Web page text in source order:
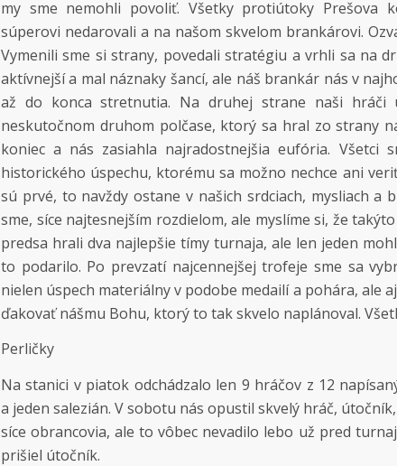
my sme nemohli povoliť. Všetky protiútoky Prešova
súperovi nedarovali a na našom skvelom brankárovi.
Vymenili sme si strany, povedali stratégiu a vrhli sa na
aktívnejší a mal náznaky šancí, ale náš brankár nás v
až do konca stretnutia. Na druhej strane naši
neskutočnom druhom polčase, ktorý sa hral zo strany
koniec a nás zasiahla najradostnejšia eufória.
historického úspechu, ktorému sa možno nechce ani
sú prvé, to navždy ostane v našich srdciach, mysliach a
sme, síce najtesnejším rozdielom, ale myslíme si, že
predsa hrali dva najlepšie tímy turnaja, ale len jeden
to podarilo. Po prevzatí najcennejšej trofeje sme sa
nielen úspech materiálny v podobe medailí a pohára, ale
ďakovať nášmu Bohu, ktorý to tak skvelo naplánoval.
Perličky
Na stanici v piatok odchádzalo len 9 hráčov z 12
a jeden salezián. V sobotu nás opustil skvelý hráč,
síce obrancovia, ale to vôbec nevadilo lebo už pred
prišiel útočník.